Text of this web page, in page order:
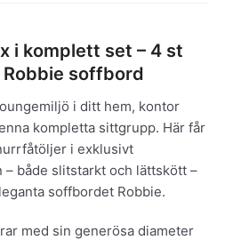
i komplett set – 4 st
soffbord
i ditt hem, kontor
kompletta sittgrupp. Här får
i exklusivt
både slitstarkt och lättskött –
soffbordet Robbie.
med sin generösa diameter